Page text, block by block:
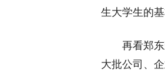
生大学生的基
再看郑东新
大批公司、